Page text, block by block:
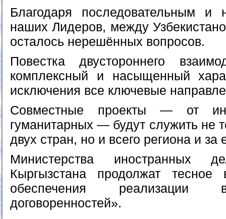
Благодаря последовательным и
наших Лидеров, между
осталось нерешённых вопросов.
Повестка двустороннего
комплексный и насыщенный
исключения все ключевые
Совместные проекты — от
гуманитарных — будут служить не
двух стран, но и всего региона и за
Министерства иностранных
Кыргызстана продолжат тесное
обеспечения реализации
договоренностей».